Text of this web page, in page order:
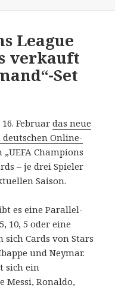
League
verkauft
Set
Februardas neue
deutschen Online-
Champions
– je drei Spieler
Saison.
es eine Parallel-
10, 5 oder eine
Cards von Stars
und Neymar.
sich ein
Messi, Ronaldo,